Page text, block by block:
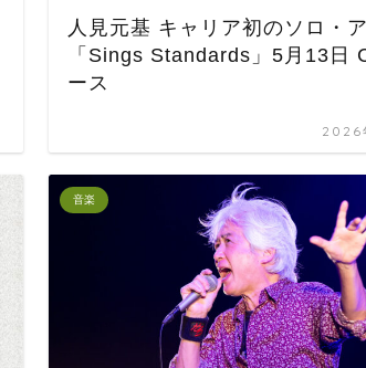
⼈⾒元基 キャリア初のソロ・
「Sings Standards」5月13日
ース
2026
音楽